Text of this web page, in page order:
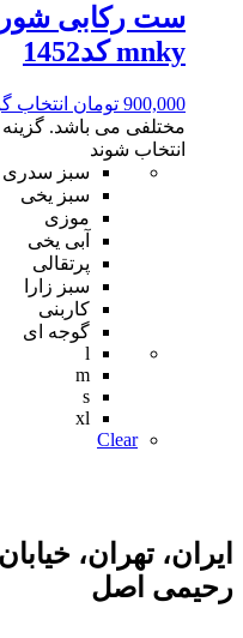
ست رکابی
mnky کد1452
900,000 تومان انتخاب
مختلفی می باشد.
انتخاب شوند
سبز
سبز یخی
موزی
آبی یخی
پرتقالی
سبز زارا
کاربنی
گوجه ای
l
m
s
xl
Clear
ایران، تهران،
رحیمی اصل